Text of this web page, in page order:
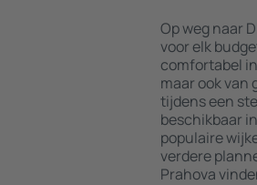
Op weg naar
voor elk
comfortabel
maar ook van
tijdens een
beschikbaar
populaire
verdere
Prahova